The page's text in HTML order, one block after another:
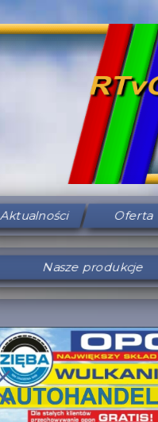
Aktualności Oferta
Nasze produkcje